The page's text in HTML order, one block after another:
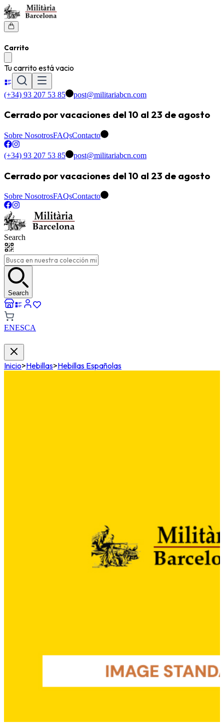
Carrito
Tu carrito está vacio
(+34) 93 207 53 85 post@militariabcn.com
Cerrado por vacaciones del 10 al 23 de agosto
Sobre NosotrosFAQsContacto
(+34) 93 207 53 85 post@militariabcn.com
Cerrado por vacaciones del 10 al 23 de agosto
Sobre NosotrosFAQsContacto
Search
Search
ENESCA
Inicio>Hebillas>Hebillas Españolas